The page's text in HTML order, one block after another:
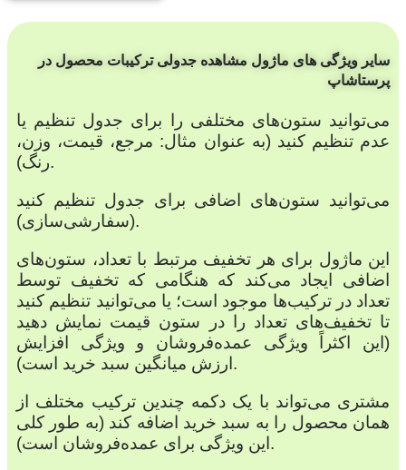
سایر ویژگی های ماژول مشاهده جدولی ترکیبات محصول در
پرستاشاپ
می‌توانید ستون‌های مختلفی را برای جدول تنظیم یا
عدم تنظیم کنید (به عنوان مثال: مرجع، قیمت، وزن،
رنگ).
می‌توانید ستون‌های اضافی برای جدول تنظیم کنید
(سفارشی‌سازی).
این ماژول برای هر تخفیف مرتبط با تعداد، ستون‌های
اضافی ایجاد می‌کند که هنگامی که تخفیف توسط
تعداد در ترکیب‌ها موجود است؛ یا می‌توانید تنظیم کنید
تا تخفیف‌های تعداد را در ستون قیمت نمایش دهید
(این اکثراً ویژگی عمده‌فروشان و ویژگی افزایش
ارزش میانگین سبد خرید است).
مشتری می‌تواند با یک دکمه چندین ترکیب مختلف از
همان محصول را به سبد خرید اضافه کند (به طور کلی
این ویژگی برای عمده‌فروشان است).